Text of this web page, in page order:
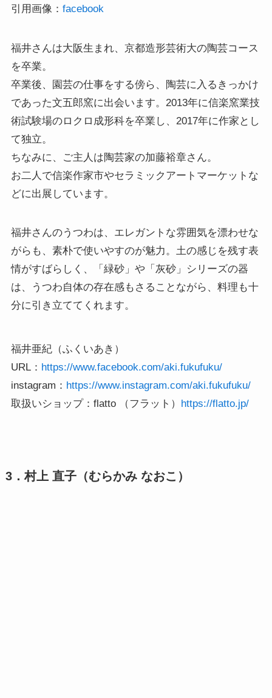
引用画像： facebook
福井さんは大阪生まれ、京都造形芸術大の陶芸コース
を卒業。
卒業後、園芸の仕事をする傍ら、陶芸に入るきっかけ
であった文五郎窯に出会います。2013年に信楽窯業技
術試験場のロクロ成形科を卒業し、2017年に作家とし
て独立。
ちなみに、ご主人は陶芸家の加藤裕章さん。
お二人で信楽作家市やセラミックアートマーケットな
どに出展しています。
福井さんのうつわは、エレガントな雰囲気を漂わせな
がらも、素朴で使いやすのが魅力。土の感じを残す表
情がすばらしく、「緑砂」や「灰砂」シリーズの器
は、うつわ自体の存在感もさることながら、料理も十
分に引き立ててくれます。
福井亜紀（ふくいあき）
URL： https://www.facebook.com/aki.fukufuku/
instagram：
https://www.instagram.com/aki.fukufuku/
取扱いショップ：flatto （フラット） https://flatto.jp/
3．村上 直子（むらかみ なおこ）